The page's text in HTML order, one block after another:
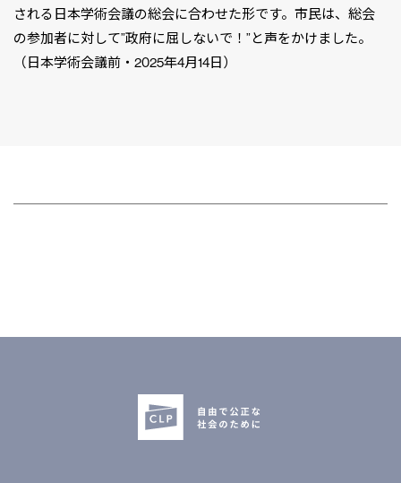
される日本学術会議の総会に合わせた形です。市民は、総会
の参加者に対して”政府に屈しないで！”と声をかけました。
（日本学術会議前・2025年4月14日）